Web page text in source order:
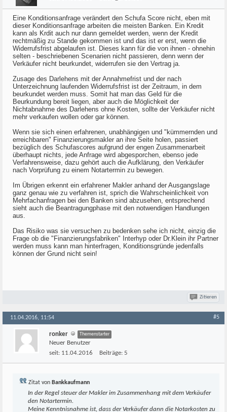
Eine Konditionsanfrage verändert den Schufa Score nicht, eben mit
dieser Konditionsanfrage arbeiten die meisten Banken. Ein Kredit
kann als Krdit auch nur dann gemeldet werden, wenn der Kredit
rechtmäßig zu Stande gekommen ist und das ist er erst, wenn die
Widerrufsfrist abgelaufen ist. Dieses kann für die von ihnen - ohnehin
selten - beschriebenen Scenarien nicht passieren, denn wenn der
Verkäufer nicht beurkundet, widerrufen sie den Vertrag ja.
Zusage des Darlehens mit der Annahmefrist und der nach
Unterzeichnung laufenden Widerrufsfrist ist der Zeitraum, in dem
beurkundet werden muss. Somit hat man das Geld für die
Beurkundung bereit liegen, aber auch die Möglichkeit der
Nichtabnahme des Darlehens ohne Kosten, sollte der Verkäufer nicht
mehr verkaufen wollen oder gar können.
Wenn sie sich einen erfahrenen, unabhängigen und "kümmernden und
erreichbaren" Finanzierungsmakler an ihre Seite holen, passiert
bezüglich des Schufascores aufgrund der engen Zusammenarbeit
überhaupt nichts, jede Anfrage wird abgesporchen, ebenso jede
Verfahrensweise, dazu gehört auch die Aufklärung, den Verkäufer
nach Vorprüfung zu einem Notartermin zu bewegen.
Im Übrigen erkennt ein erfahrener Makler anhand der Ausgangslage
ganz genau wie zu verfahren ist, sprich die Wahrscheinlichkeit von
Mehrfachanfragen bei den Banken sind abzusehen, entsprechend
sieht auch die Beantragungphase mit den notwendigen Handlungen
aus.
Das Risiko was sie versuchen zu bedenken sehe ich nicht, einzig die
Frage ob die "Finanzierungsfabriken" Interhyp oder Dr.Klein ihr Partner
werden muss kann man hinterfragen, Konditionsgründe jedenfalls
können der Grund nicht sein!
Zitieren
11.04.2016, 11:54 #5
ronker Themenstarter
Neuer Benutzer
seit: 11.04.2016 Beiträge: 5
Zitat von Bankkaufmann
In der Regel steuer der Makler im Zusammenhang mit dem Verkäufer
den Notartermin.
Meine Kenntnisnahme ist, dass der Verkäufer dann die Notarkosten zu